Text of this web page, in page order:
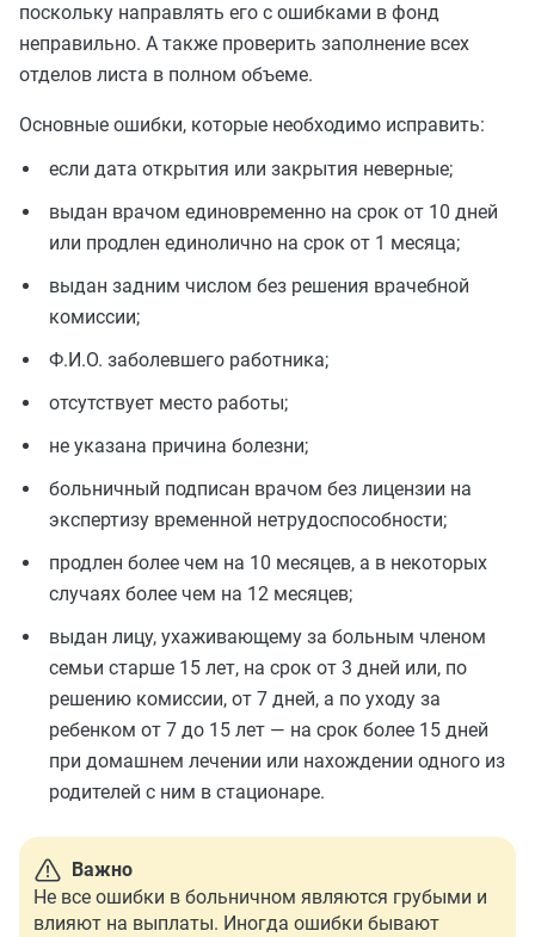
поскольку направлять его с ошибками в фонд
неправильно. А также проверить заполнение всех
отделов листа в полном объеме.
Основные ошибки, которые необходимо исправить:
если дата открытия или закрытия неверные;
выдан врачом единовременно на срок от 10 дней
или продлен единолично на срок от 1 месяца;
выдан задним числом без решения врачебной
комиссии;
Ф.И.О. заболевшего работника;
отсутствует место работы;
не указана причина болезни;
больничный подписан врачом без лицензии на
экспертизу временной нетрудоспособности;
продлен более чем на 10 месяцев, а в некоторых
случаях более чем на 12 месяцев;
выдан лицу, ухаживающему за больным членом
семьи старше 15 лет, на срок от 3 дней или, по
решению комиссии, от 7 дней, а по уходу за
ребенком от 7 до 15 лет — на срок более 15 дней
при домашнем лечении или нахождении одного из
родителей с ним в стационаре.
Важно
Не все ошибки в больничном являются грубыми и
влияют на выплаты. Иногда ошибки бывают